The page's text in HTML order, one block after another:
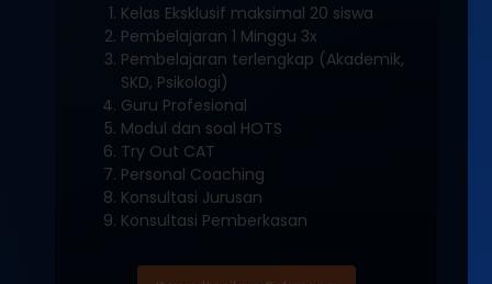
Kelas Eksklusif maksimal 20 siswa
Pembelajaran 1 Minggu 3x
Pembelajaran terlengkap (Akademik,
SKD, Psikologi)
Guru Profesional
Modul dan soal HOTS
Try Out CAT
Personal Coaching
Konsultasi Jurusan
Konsultasi Pemberkasan